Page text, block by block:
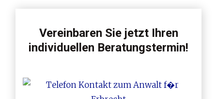
Vereinbaren Sie jetzt Ihren
individuellen Beratungstermin!